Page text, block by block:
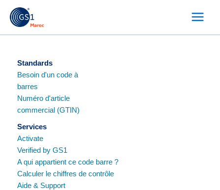
content
Standards
Besoin d'un code à
barres
Numéro d'article
commercial (GTIN)
Services
Activate
Verified by GS1
A qui appartient ce code barre ?
Calculer le chiffres de contrôle
Aide & Support